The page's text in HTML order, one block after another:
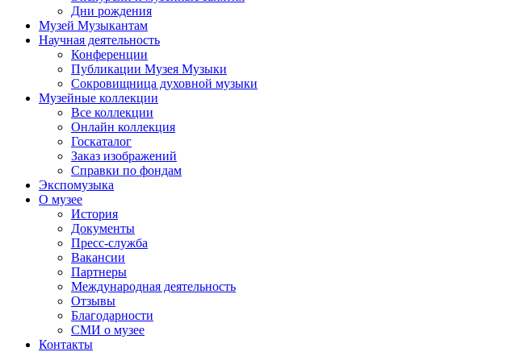
Дни рождения
Музей Музыкантам
Научная деятельность
Конференции
Публикации Музея Музыки
Сокровищница духовной музыки
Музейные коллекции
Все коллекции
Онлайн коллекция
Госкаталог
Заказ изображений
Справки по фондам
Экспомузыка
О музее
История
Документы
Пресс-служба
Вакансии
Партнеры
Международная деятельность
Отзывы
Благодарности
СМИ о музее
Контакты